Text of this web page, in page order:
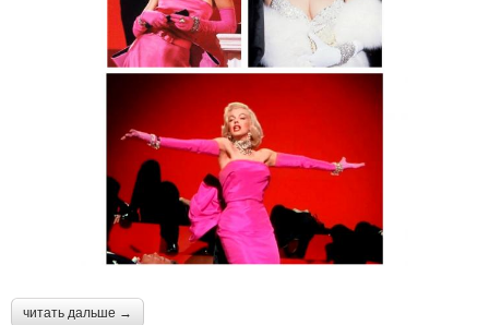
читать дальше →